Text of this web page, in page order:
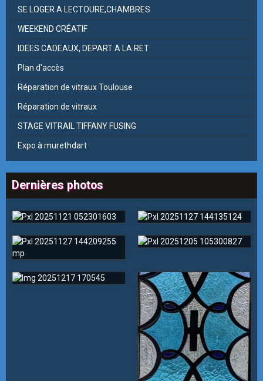
SE LOGER A LECTOURE,CHAMBRES
WEEKEND CRÉATIF
IDEES CADEAUX, DEPART A LA RET
Plan d'accès
Réparation de vitraux Toulouse
Réparation de vitraux
STAGE VITRAIL TIFFANY FUSING
Expo à murethdart
Dernières photos